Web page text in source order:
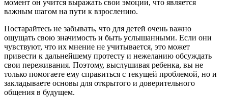
момент он учится выражать свои эмоции, что является
важным шагом на пути к взрослению.
Постарайтесь не забывать, что для детей очень важно
ощущать свою значимость и быть услышанными. Если они
чувствуют, что их мнение не учитывается, это может
привести к дальнейшему протесту и нежеланию обсуждать
свои переживания. Поэтому, выслушивая ребенка, вы не
только помогаете ему справиться с текущей проблемой, но и
закладываете основы для открытого и доверительного
общения в будущем.